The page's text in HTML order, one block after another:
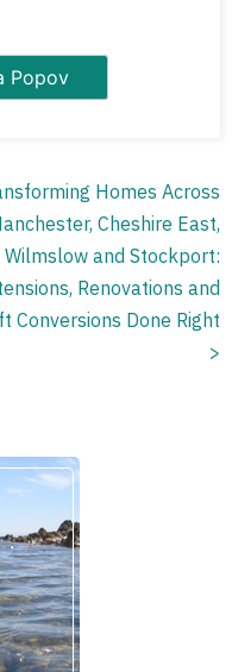
Popov
Homes Across
Cheshire East,
Wilmslow and Stockport:
Renovations and
Conversions Done Right
>